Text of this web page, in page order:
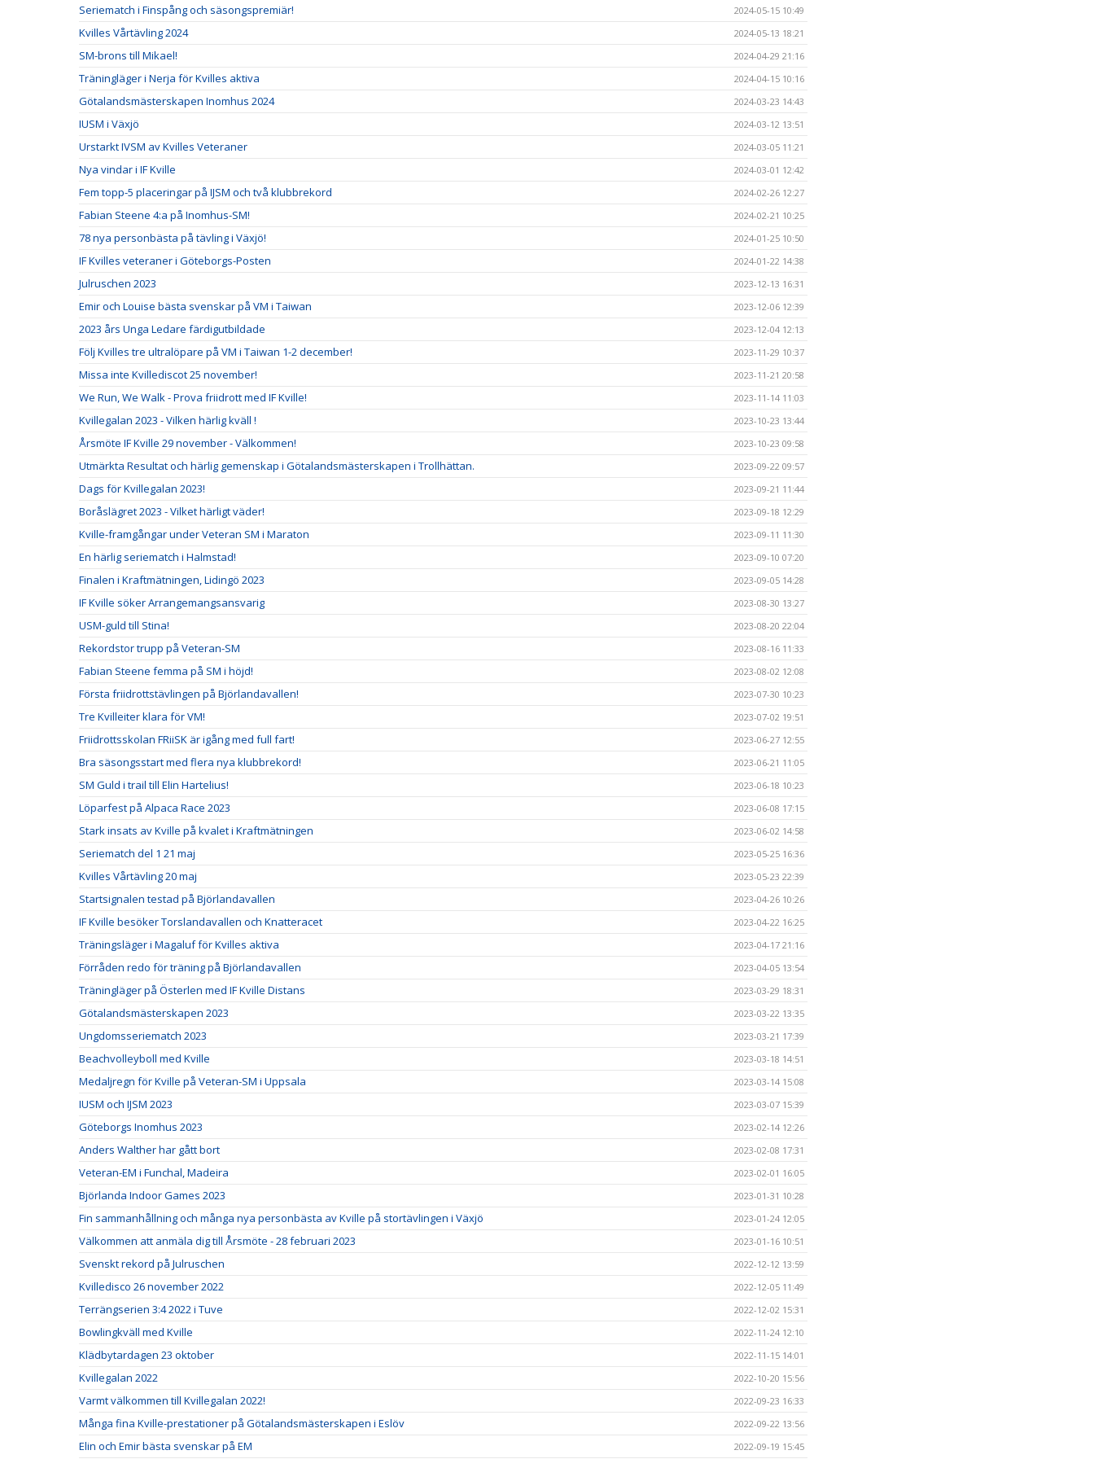
Seriematch i Finspång och säsongspremiär! 2024-05-15 10:49
Kvilles Vårtävling 2024 2024-05-13 18:21
SM-brons till Mikael! 2024-04-29 21:16
Träningläger i Nerja för Kvilles aktiva 2024-04-15 10:16
Götalandsmästerskapen Inomhus 2024 2024-03-23 14:43
IUSM i Växjö 2024-03-12 13:51
Urstarkt IVSM av Kvilles Veteraner 2024-03-05 11:21
Nya vindar i IF Kville 2024-03-01 12:42
Fem topp-5 placeringar på IJSM och två klubbrekord 2024-02-26 12:27
Fabian Steene 4:a på Inomhus-SM! 2024-02-21 10:25
78 nya personbästa på tävling i Växjö! 2024-01-25 10:50
IF Kvilles veteraner i Göteborgs-Posten 2024-01-22 14:38
Julruschen 2023 2023-12-13 16:31
Emir och Louise bästa svenskar på VM i Taiwan 2023-12-06 12:39
2023 års Unga Ledare färdigutbildade 2023-12-04 12:13
Följ Kvilles tre ultralöpare på VM i Taiwan 1-2 december! 2023-11-29 10:37
Missa inte Kvillediscot 25 november! 2023-11-21 20:58
We Run, We Walk - Prova friidrott med IF Kville! 2023-11-14 11:03
Kvillegalan 2023 - Vilken härlig kväll ! 2023-10-23 13:44
Årsmöte IF Kville 29 november - Välkommen! 2023-10-23 09:58
Utmärkta Resultat och härlig gemenskap i Götalandsmästerskapen i Trollhättan. 2023-09-22 09:57
Dags för Kvillegalan 2023! 2023-09-21 11:44
Boråslägret 2023 - Vilket härligt väder! 2023-09-18 12:29
Kville-framgångar under Veteran SM i Maraton 2023-09-11 11:30
En härlig seriematch i Halmstad! 2023-09-10 07:20
Finalen i Kraftmätningen, Lidingö 2023 2023-09-05 14:28
IF Kville söker Arrangemangsansvarig 2023-08-30 13:27
USM-guld till Stina! 2023-08-20 22:04
Rekordstor trupp på Veteran-SM 2023-08-16 11:33
Fabian Steene femma på SM i höjd! 2023-08-02 12:08
Första friidrottstävlingen på Björlandavallen! 2023-07-30 10:23
Tre Kvilleiter klara för VM! 2023-07-02 19:51
Friidrottsskolan FRiiSK är igång med full fart! 2023-06-27 12:55
Bra säsongsstart med flera nya klubbrekord! 2023-06-21 11:05
SM Guld i trail till Elin Hartelius! 2023-06-18 10:23
Löparfest på Alpaca Race 2023 2023-06-08 17:15
Stark insats av Kville på kvalet i Kraftmätningen 2023-06-02 14:58
Seriematch del 1 21 maj 2023-05-25 16:36
Kvilles Vårtävling 20 maj 2023-05-23 22:39
Startsignalen testad på Björlandavallen 2023-04-26 10:26
IF Kville besöker Torslandavallen och Knatteracet 2023-04-22 16:25
Träningsläger i Magaluf för Kvilles aktiva 2023-04-17 21:16
Förråden redo för träning på Björlandavallen 2023-04-05 13:54
Träningläger på Österlen med IF Kville Distans 2023-03-29 18:31
Götalandsmästerskapen 2023 2023-03-22 13:35
Ungdomsseriematch 2023 2023-03-21 17:39
Beachvolleyboll med Kville 2023-03-18 14:51
Medaljregn för Kville på Veteran-SM i Uppsala 2023-03-14 15:08
IUSM och IJSM 2023 2023-03-07 15:39
Göteborgs Inomhus 2023 2023-02-14 12:26
Anders Walther har gått bort 2023-02-08 17:31
Veteran-EM i Funchal, Madeira 2023-02-01 16:05
Björlanda Indoor Games 2023 2023-01-31 10:28
Fin sammanhållning och många nya personbästa av Kville på stortävlingen i Växjö 2023-01-24 12:05
Välkommen att anmäla dig till Årsmöte - 28 februari 2023 2023-01-16 10:51
Svenskt rekord på Julruschen 2022-12-12 13:59
Kvilledisco 26 november 2022 2022-12-05 11:49
Terrängserien 3:4 2022 i Tuve 2022-12-02 15:31
Bowlingkväll med Kville 2022-11-24 12:10
Klädbytardagen 23 oktober 2022-11-15 14:01
Kvillegalan 2022 2022-10-20 15:56
Varmt välkommen till Kvillegalan 2022! 2022-09-23 16:33
Många fina Kville-prestationer på Götalandsmästerskapen i Eslöv 2022-09-22 13:56
Elin och Emir bästa svenskar på EM 2022-09-19 15:45